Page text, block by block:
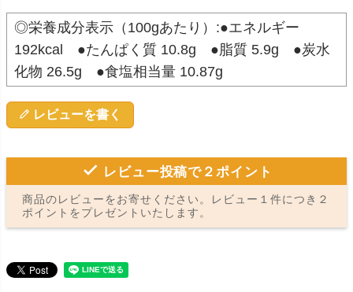
◎栄養成分表示（100gあたり）:●エネルギー
192kcal ●たんぱく質 10.8g ●脂質 5.9g ●炭水
化物 26.5g ●食塩相当量 10.87g
レビューを書く
レビュー投稿で２ポイント
商品のレビューをお寄せください。レビュー１件につき２
ポイントをプレゼントいたします。